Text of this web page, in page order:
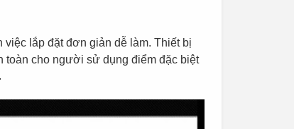
lắp đặt đơn giản dễ làm. Thiết bị
toàn cho người sử dụng điểm đặc biệt